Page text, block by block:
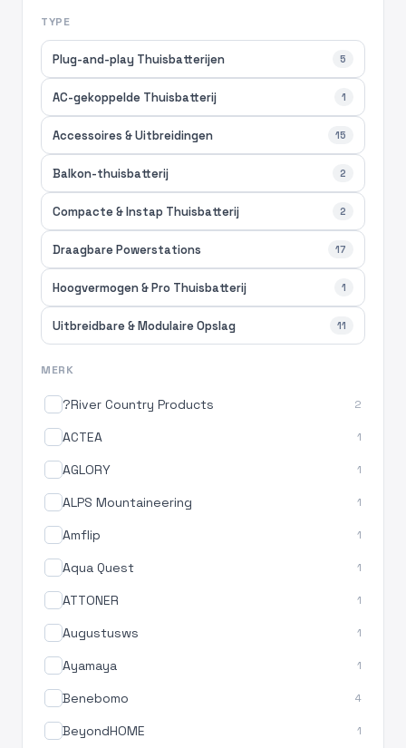
TYPE
Plug-and-play Thuisbatterijen 5
AC-gekoppelde Thuisbatterij 1
Accessoires & Uitbreidingen 15
Balkon-thuisbatterij 2
Compacte & Instap Thuisbatterij 2
Draagbare Powerstations 17
Hoogvermogen & Pro Thuisbatterij 1
Uitbreidbare & Modulaire Opslag 11
MERK
?River Country Products 2
ACTEA 1
AGLORY 1
ALPS Mountaineering 1
Amflip 1
Aqua Quest 1
ATTONER 1
Augustusws 1
Ayamaya 1
Benebomo 4
BeyondHOME 1